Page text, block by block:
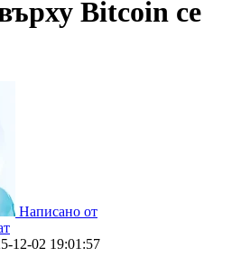
Bitcoin се
Написано от
12-02 19:01:57